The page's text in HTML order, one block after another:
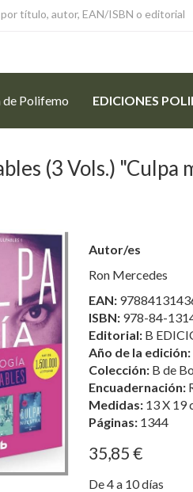
de Polifemo EDICIONES
(3 Vols.) "Culpa
Autor/es
Ron Mercedes
EAN:
ISBN: 978-84-
Editorial: B
Año de la edición:
Colección: B de
Encuadernación:
Medidas: 13 X 19
Páginas: 1344
35,85 €
De 4 a 10 días